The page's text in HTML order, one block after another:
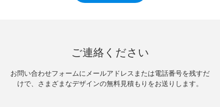
ご連絡ください
お問い合わせフォームにメールアドレスまたは電話番号を残すだ
けで、さまざまなデザインの無料見積もりをお送りします。